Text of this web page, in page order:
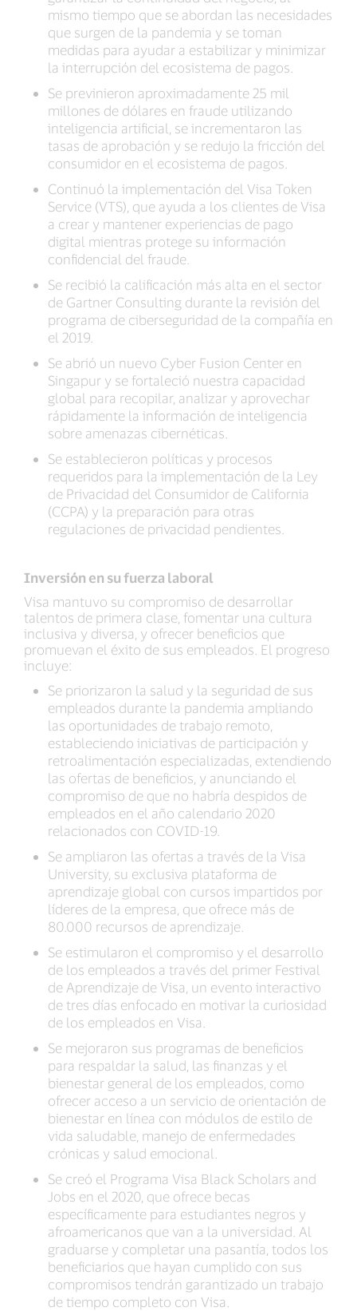
mismo tiempo que se abordan las necesidades
que surgen de la pandemia y se toman
medidas para ayudar a estabilizar y minimizar
la interrupción del ecosistema de pagos.
Se previnieron aproximadamente 25 mil
millones de dólares en fraude utilizando
inteligencia artificial, se incrementaron las
tasas de aprobación y se redujo la fricción del
consumidor en el ecosistema de pagos.
Continuó la implementación del Visa Token
Service (VTS), que ayuda a los clientes de Visa
a crear y mantener experiencias de pago
digital mientras protege su información
confidencial del fraude.
Se recibió la calificación más alta en el sector
de Gartner Consulting durante la revisión del
programa de ciberseguridad de la compañía en
el 2019.
Se abrió un nuevo Cyber Fusion Center en
Singapur y se fortaleció nuestra capacidad
global para recopilar, analizar y aprovechar
rápidamente la información de inteligencia
sobre amenazas cibernéticas.
Se establecieron políticas y procesos
requeridos para la implementación de la Ley
de Privacidad del Consumidor de California
(CCPA) y la preparación para otras
regulaciones de privacidad pendientes.
Inversión en su fuerza laboral
Visa mantuvo su compromiso de desarrollar
talentos de primera clase, fomentar una cultura
inclusiva y diversa, y ofrecer beneficios que
promuevan el éxito de sus empleados. El progreso
incluye:
Se priorizaron la salud y la seguridad de sus
empleados durante la pandemia ampliando
las oportunidades de trabajo remoto,
estableciendo iniciativas de participación y
retroalimentación especializadas, extendiendo
las ofertas de beneficios, y anunciando el
compromiso de que no habría despidos de
empleados en el año calendario 2020
relacionados con COVID-19.
Se ampliaron las ofertas a través de la Visa
University, su exclusiva plataforma de
aprendizaje global con cursos impartidos por
líderes de la empresa, que ofrece más de
80.000 recursos de aprendizaje.
Se estimularon el compromiso y el desarrollo
de los empleados a través del primer Festival
de Aprendizaje de Visa, un evento interactivo
de tres días enfocado en motivar la curiosidad
de los empleados en Visa.
Se mejoraron sus programas de beneficios
para respaldar la salud, las finanzas y el
bienestar general de los empleados, como
ofrecer acceso a un servicio de orientación de
bienestar en línea con módulos de estilo de
vida saludable, manejo de enfermedades
crónicas y salud emocional.
Se creó el Programa Visa Black Scholars and
Jobs en el 2020, que ofrece becas
específicamente para estudiantes negros y
afroamericanos que van a la universidad. Al
graduarse y completar una pasantía, todos los
beneficiarios que hayan cumplido con sus
compromisos tendrán garantizado un trabajo
de tiempo completo con Visa.